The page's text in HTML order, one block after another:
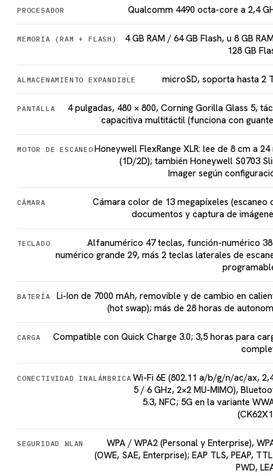
PROCESADOR Qualcomm 4490 octa-core a 2,4
MEMORIA (RAM + FLASH)
4 GB RAM / 64 GB Flash, u 8 GB
128 GB
ALMACENAMIENTO EXPANDIBLE microSD, soporta hasta 2
PANTALLA
4 pulgadas, 480 × 800, Corning Gorilla Glass 5,
capacitiva multitáctil (funciona con
MOTOR DE ESCANEO Honeywell FlexRange XLR: lee de 8 cm a 24
(1D/2D); también Honeywell S0703
Imager según
CÁMARA
Cámara color de 13 megapíxeles (escaneo
documentos y captura de
TECLADO
Alfanumérico 47 teclas, función-numérico
numérico grande 29, más 2 teclas laterales de
BATERÍA
Li-Ion de 7000 mAh, removible y de cambio en
(hot swap); más de 28 horas de
CARGA
Compatible con Quick Charge 3.0; 3,5 horas para
CONECTIVIDAD INALÁMBRICA Wi-Fi 6E (802.11 a/b/g/n/ac/ax,
5 / 6 GHz, 2×2 MU-MIMO),
5.3, NFC; 5G en la variante
SEGURIDAD WLAN
WPA / WPA2 (Personal y Enterprise),
(OWE, SAE, Enterprise); EAP TLS, PEAP,
PWD,